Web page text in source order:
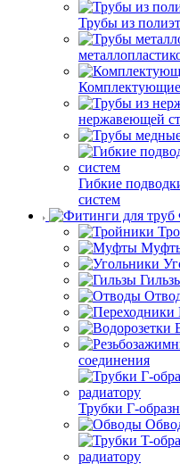
Трубы из
нержавеющей
Гибкие
систем
соединения
Трубки Г-